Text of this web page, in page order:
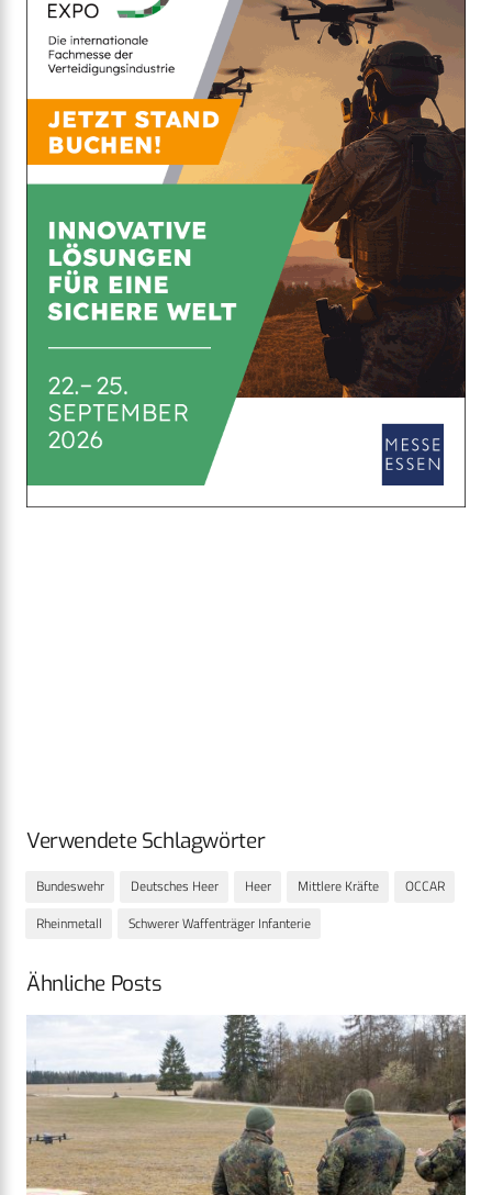
Verwendete Schlagwörter
Bundeswehr Deutsches Heer Heer Mittlere Kräfte
OCCAR
Rheinmetall
Schwerer Waffenträger Infanterie
Ähnliche Posts